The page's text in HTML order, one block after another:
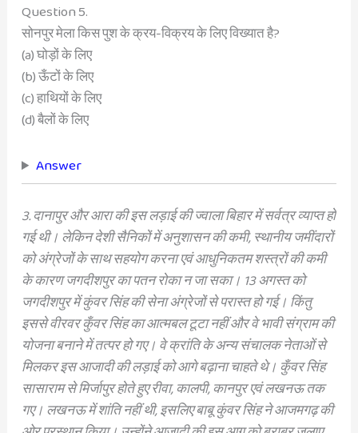
Question 5.
सोनपुर मेला किस पुश के क्रय-विक्रय के लिए विख्यात है?
(a) घोड़ों के लिए
(b) ऊँटों के लिए
(c) हाथियों के लिए
(d) बैलों के लिए
Answer
3. दानापुर और आरा की इस लड़ाई की ज्वाला बिहार में सर्वत्र व्याप्त हो
गई थी। लेकिन देशी सैनिकों में अनुशासन की कमी, स्थानीय जमींदारों
को अंग्रेजों के साथ सहयोग करना एवं आधुनिकतम शस्त्रों की कमी
के कारण जगदीशपुर का पतन रोका न जा सका। 13 अगस्त को
जगदीशपुर में कुंवर सिंह की सेना अंग्रेजों से परास्त हो गई। किंतु
इससे वीरवर कुँवर सिंह का आत्मबल टूटा नहीं और वे भावी संग्राम की
योजना बनाने में तत्पर हो गए। वे क्रांति के अन्य संचालक नेताओं से
मिलकर इस आजादी की लड़ाई को आगे बढ़ाना चाहते थे। कुँवर सिंह
सासाराम से मिर्जापुर होते हुए रीवा, कालपी, कानपुर एवं लखनऊ तक
गए। लखनऊ में शांति नहीं थी, इसलिए बाबू कुंवर सिंह ने आजमगढ़ की